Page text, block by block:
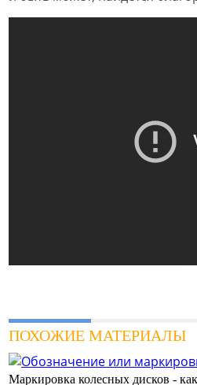
ПОХОЖИЕ МАТЕРИАЛЫ
Маркировка колесных дисков -